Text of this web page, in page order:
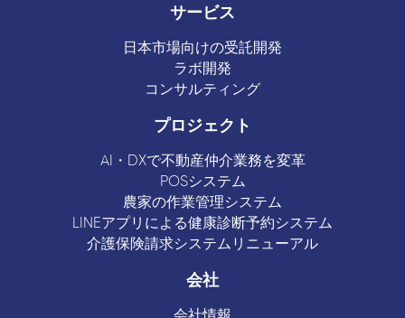
サービス
日本市場向けの受託開発
ラボ開発
コンサルティング
プロジェクト
AI・DXで不動産仲介業務を変革
POSシステム
農家の作業管理システム
LINEアプリによる健康診断予約システム
介護保険請求システムリニューアル
会社